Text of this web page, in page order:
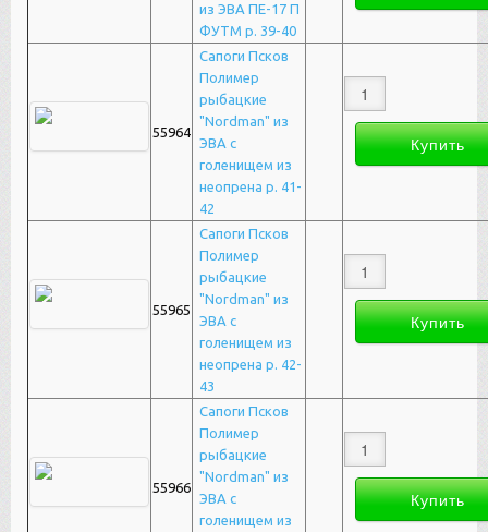
из ЭВА ПЕ-17 П
ФУТМ р. 39-40
55964
Сапоги Псков
Полимер
рыбацкие
"Nordman" из
ЭВА с
голенищем из
неопрена р. 41-
42
55965
Сапоги Псков
Полимер
рыбацкие
"Nordman" из
ЭВА с
голенищем из
неопрена р. 42-
43
55966
Сапоги Псков
Полимер
рыбацкие
"Nordman" из
ЭВА с
голенищем из